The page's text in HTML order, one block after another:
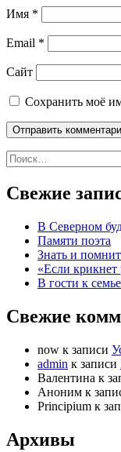
Имя *
Email *
Сайт
Сохранить моё
Найти:
Свежие
В Северном
Памяти поэта
Знать и
«Если крикнет
В гости к
Свежие
now к записи
admin к записи
Валентина к
Аноним к
Principium к
Архивы